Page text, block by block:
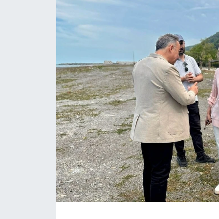
Daday Haberleri
Doğanyurt Haberleri
Hanönü Haberleri
İhsangazi Haberleri
İnebolu Haberleri
Küre Haberleri
Merkez Haberleri